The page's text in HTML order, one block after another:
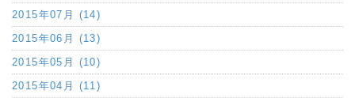
2015年07月 (14)
2015年06月 (13)
2015年05月 (10)
2015年04月 (11)